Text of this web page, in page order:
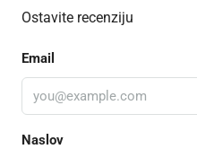
Ostavite recenziju
Email
Naslov